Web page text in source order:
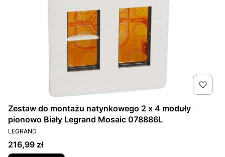
Zestaw do montażu natynkowego 2 x 4 moduły
pionowo Biały Legrand Mosaic 078886L
PRODUCENT
LEGRAND
Cena
216,99 zł